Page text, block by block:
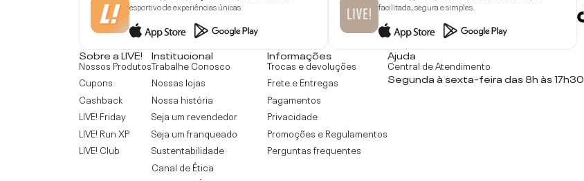
esportivo de experiências únicas.
facilitada, segura e simples.
Sobre a LIVE!
Nossos Produtos
Cupons
Cashback
LIVE! Friday
LIVE! Run XP
LIVE! Club
Institucional
Trabalhe Conosco
Nossas lojas
Nossa história
Seja um revendedor
Seja um franqueado
Sustentabilidade
Canal de Ética
Informações
Trocas e devoluções
Frete e Entregas
Pagamentos
Privacidade
Promoções e Regulamentos
Perguntas frequentes
Ajuda
Central de Atendimento
Segunda à sexta-feira das 8h às 17h30